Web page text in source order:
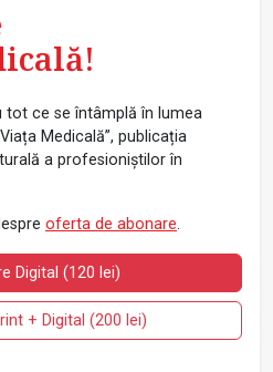
tot ce se întâmplă în lumea
Medicală”, publicația
a profesioniștilor în
oferta de abonare.
Digital (120 lei)
+ Digital (200 lei)